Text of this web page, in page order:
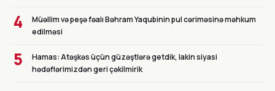
4
Müəllim və peşə fəalı Bəhram Yaqubinin pul cəriməsinə məhkum
edilməsi
5
Hamas: Atəşkəs üçün güzəştlərə getdik, lakin siyasi
hədəflərimizdən geri çəkilmirik